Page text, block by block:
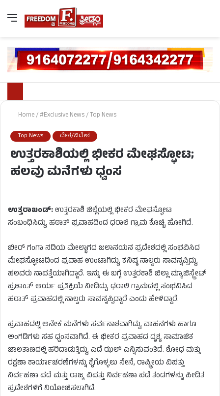
Home/#Exclusive News/Top News
Top News ದೇಶ/ವಿದೇಶ
ಉತ್ತರಕಾಶಿಯಲ್ಲಿ ಭೀಕರ ಮೇಘಸ್ಫೋಟ;
ಹಲವು ಮನೆಗಳು ಧ್ವಂಸ
ಉತ್ತರಾಖಂಡ್​:ಉತ್ತರಕಾಶಿ ಜಿಲ್ಲೆಯಲ್ಲಿ ಭೀಕರ ಮೇಘಸ್ಫೋಟ
ಸಂಬಂಧಿಸಿದ್ದು, ಹಠಾತ್​ ಪ್ರವಾಹದಿಂದ ಧರಾಲಿ ಗ್ರಾಮ ಕೊಚ್ಚಿ ಹೋಗಿದೆ.
ಖೀರ್​ ಗಂಗಾ ನದಿಯ ಮೇಲ್ಭಾಗದ ಜಲಾನಯನ ಪ್ರದೇಶದಲ್ಲಿ ಸಂಭವಿಸಿದ
ಮೇಘಸ್ಫೋಟದಿಂದ ಪ್ರವಾಹ ಉಂಟಾಗಿದ್ದು, ಕನಿಷ್ಠ ನಾಲ್ವರು ಸಾವನ್ನಪ್ಪಿದ್ದು,
ಹಲವರು ನಾಪತ್ತೆಯಾಗಿದ್ದಾರೆ. ಇನ್ನು ಈ ಬಗ್ಗೆ ಉತ್ತರಕಾಶಿ ಜಿಲ್ಲಾ ಮ್ಯಾಜಿಸ್ಟ್ರೇಟ್
ಪ್ರಶಾಂತ್ ಆರ್ಯ ಪ್ರತಿಕ್ರಿಯೆ ನೀಡಿದ್ದು, ಧರಾಲಿ ಗ್ರಾಮದಲ್ಲಿ ಸಂಭವಿಸಿದ
ಹಠಾತ್ ಪ್ರವಾಹದಲ್ಲಿ ನಾಲ್ವರು ಸಾವನ್ನಪ್ಪಿದ್ದಾರೆ ಎಂದು ಹೇಳಿದ್ದಾರೆ.
ಪ್ರವಾಹದಲ್ಲಿ ಅನೇಕ ಮನೆಗಳು ಸರ್ವನಾಶವಾಗಿದ್ದು, ವಾಹನಗಳು ಹಾಗೂ
ಅಂಗಡಿಗಳು ಸಹ ಧ್ವಂಸವಾಗಿದೆ. ಈ ಭೀಕರ ಪ್ರವಾಹದ ದೃಶ್ಯ ಸಾಮಾಜಿಕ
ಜಾಲತಾಣದಲ್ಲಿ ಹರಿದಾಡುತ್ತಿದ್ದು, ಎದೆ ಝಲ್ ಎನ್ನಿಸುವಂತಿದೆ. ಶೋಧ ಮತ್ತು
ರಕ್ಷಣಾ ಕಾರ್ಯಾಚರಣೆಗಳನ್ನು ಕೈಗೊಳ್ಳಲು ಸೇನೆ, ರಾಷ್ಟ್ರೀಯ ವಿಪತ್ತು
ನಿರ್ವಹಣಾ ಪಡೆ ಮತ್ತು ರಾಜ್ಯ ವಿಪತ್ತು ನಿರ್ವಹಣಾ ಪಡೆ ತಂಡಗಳನ್ನು ಪೀಡಿತ
ಪ್ರದೇಶಗಳಿಗೆ ನಿಯೋಜಿಸಲಾಗಿದೆ.